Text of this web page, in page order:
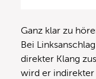
Ganz klar zu
Bei
direkter Klang
wird er indirekter